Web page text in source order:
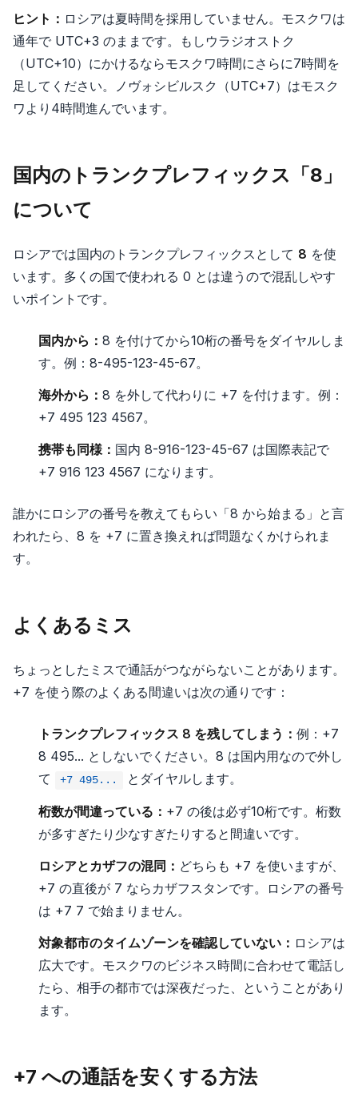
ヒント： ロシアは夏時間を採用していません。モスクワは
通年で UTC+3 のままです。もしウラジオストク
（UTC+10）にかけるならモスクワ時間にさらに7時間を
足してください。ノヴォシビルスク（UTC+7）はモスク
ワより4時間進んでいます。
国内のトランクプレフィックス「8」
について
ロシアでは国内のトランクプレフィックスとして 8 を使
います。多くの国で使われる 0 とは違うので混乱しやす
いポイントです。
国内から： 8 を付けてから10桁の番号をダイヤルしま
す。例：8-495-123-45-67。
海外から： 8 を外して代わりに +7 を付けます。例：
+7 495 123 4567。
携帯も同様： 国内 8-916-123-45-67 は国際表記で
+7 916 123 4567 になります。
誰かにロシアの番号を教えてもらい「8 から始まる」と言
われたら、8 を +7 に置き換えれば問題なくかけられま
す。
よくあるミス
ちょっとしたミスで通話がつながらないことがあります。
+7 を使う際のよくある間違いは次の通りです：
トランクプレフィックス 8 を残してしまう： 例：+7
8 495... としないでください。8 は国内用なので外し
て
+7 495... とダイヤルします。
桁数が間違っている： +7 の後は必ず10桁です。桁数
が多すぎたり少なすぎたりすると間違いです。
ロシアとカザフの混同： どちらも +7 を使いますが、
+7 の直後が 7 ならカザフスタンです。ロシアの番号
は +7 7 で始まりません。
対象都市のタイムゾーンを確認していない： ロシアは
広大です。モスクワのビジネス時間に合わせて電話し
たら、相手の都市では深夜だった、ということがあり
ます。
+7 への通話を安くする方法